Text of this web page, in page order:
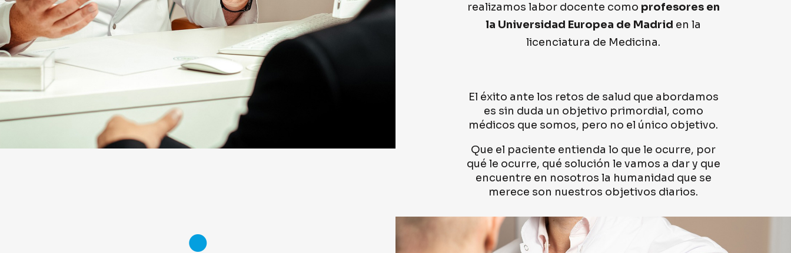
realizamos labor docente como profesores en
la Universidad Europea de Madrid en la
licenciatura de Medicina.
El éxito ante los retos de salud que abordamos
es sin duda un objetivo primordial, como
médicos que somos, pero no el único objetivo.
Que el paciente entienda lo que le ocurre, por
qué le ocurre, qué solución le vamos a dar y que
encuentre en nosotros la humanidad que se
merece son nuestros objetivos diarios.